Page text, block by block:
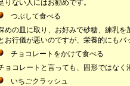
りない人にはお勧めです。
つぶして食べる
めの皿に取り、お好みで砂糖、練乳
お行儀が悪いのですが、栄養的にもバ
チョコレートをかけて食べる
ョコレートと言っても、固形ではな
いちごクラッシュ